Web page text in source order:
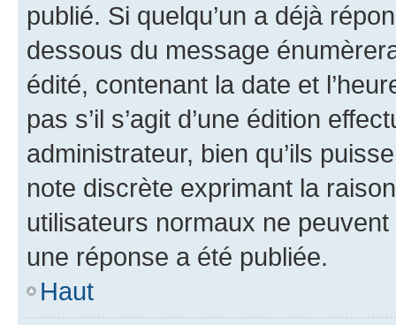
publié. Si quelqu’un a déjà
dessous du message
édité, contenant la date et
pas s’il s’agit d’une édition
administrateur, bien qu’ils
note discrète exprimant la
utilisateurs normaux ne
une réponse a été publiée.
Haut